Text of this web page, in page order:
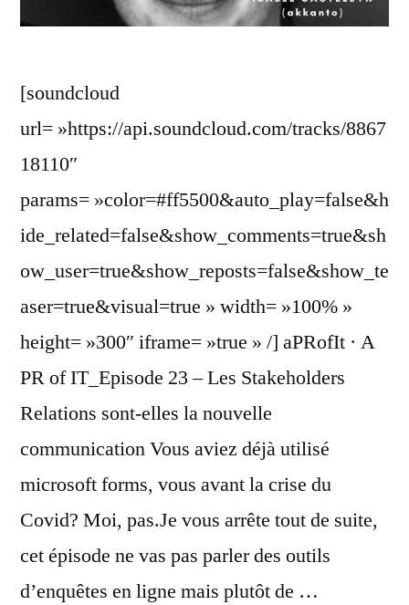
[soundcloud
url= »https://api.soundcloud.com/tracks/8867
18110″
params= »color=#ff5500&auto_play=false&h
ide_related=false&show_comments=true&sh
ow_user=true&show_reposts=false&show_te
aser=true&visual=true » width= »100% »
height= »300″ iframe= »true » /] aPRofIt · A
PR of IT_Episode 23 – Les Stakeholders
Relations sont-elles la nouvelle
communication Vous aviez déjà utilisé
microsoft forms, vous avant la crise du
Covid? Moi, pas.Je vous arrête tout de suite,
cet épisode ne vas pas parler des outils
d’enquêtes en ligne mais plutôt de …